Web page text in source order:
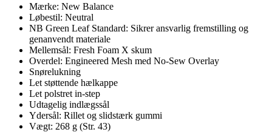
Mærke: New Balance
Løbestil: Neutral
NB Green Leaf Standard: Sikrer ansvarlig fremstilling og
genanvendt materiale
Mellemsål: Fresh Foam X skum
Overdel: Engineered Mesh med No-Sew Overlay
Snørelukning
Let støttende hælkappe
Let polstret in-step
Udtagelig indlægssål
Ydersål: Rillet og slidstærk gummi
Vægt: 268 g (Str. 43)